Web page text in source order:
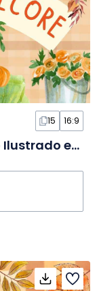
15 16:9
Fundo Cottagecore de Outono Ilustrado em Slides